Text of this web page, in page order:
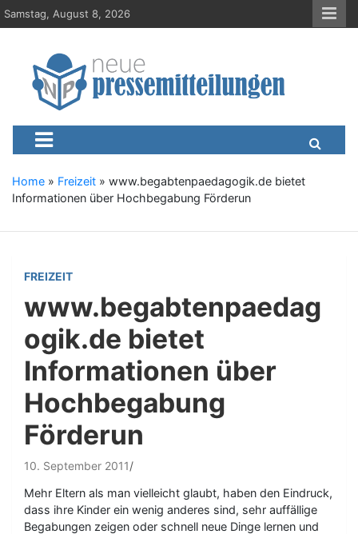
S
k
Samstag, August 8, 2026
Neue-
Presseportal, Nachrichten, News, Meldungen, Wirtschaft
Home » Freizeit » www.begabtenpaedagogik.de bietet
Informationen über Hochbegabung Förderun
FREIZEIT
www.begabtenpaedag
ogik.de bietet
Informationen über
Hochbegabung
Förderun
10. September 2011
Mehr Eltern als man vielleicht glaubt, haben den Eindruck,
dass ihre Kinder ein wenig anderes sind, sehr auffällige
Begabungen zeigen oder schnell neue Dinge lernen und